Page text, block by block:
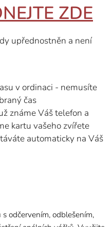
ZDE
upřednostněn a není
v ordinaci - nemusíte
čas
známe Váš telefon a
kartu vašeho zvířete
automaticky na Váš
odčervením, odblešením,